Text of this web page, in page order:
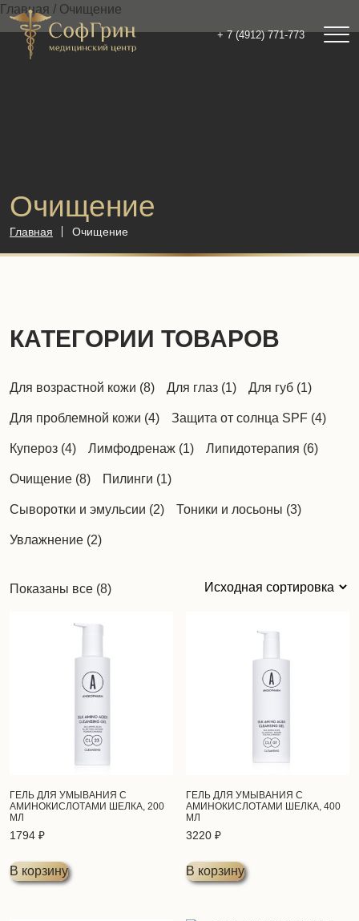
+ 7 (4912) 771-773
Главная / Очищение
Очищение
Главная Очищение
КАТЕГОРИИ ТОВАРОВ
Для возрастной кожи 88
Для глаз 11
Для губ 11
Для проблемной кожи 44
Защита от солнца SPF 44
Купероз 44
Лимфодренаж 11
Липидотерапия 66
Очищение 88
Пилинги 11
Сыворотки и эмульсии
22
Тоники и лосьоны 33
Увлажнение 22
Показаны все (8)
ГЕЛЬ ДЛЯ УМЫВАНИЯ С
АМИНОКИСЛОТАМИ ШЕЛКА, 200
МЛ
1794 ₽
В корзину
ГЕЛЬ ДЛЯ УМЫВАНИЯ С
АМИНОКИСЛОТАМИ ШЕЛКА, 400
МЛ
3220₽
В корзину